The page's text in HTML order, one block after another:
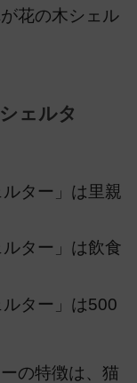
花の木シェル
ェルタ
ター」は里親
ター」は飲食
ター」は500
の特徴は、猫